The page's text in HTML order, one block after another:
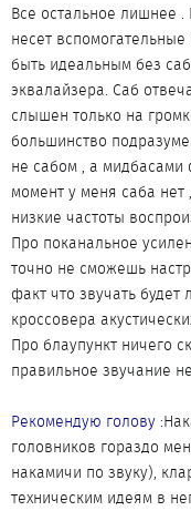
Все остальное лишнее
несет
быть идеальным без
эквалайзера. Саб
слышен только на
большинство
не сабом , а мидбасами
момент у меня саба
низкие частоты
Про поканальное
точно не сможешь
факт что звучать
кроссовера
Про блаупункт ничего
правильное звучание
Рекомендую голову :
головников гораздо
накамичи по звуку),
техническим идеям в